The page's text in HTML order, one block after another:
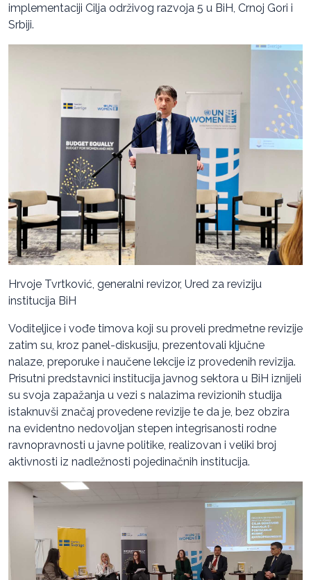
implementaciji Cilja održivog razvoja 5 u BiH, Crnoj Gori i
Srbiji.
Hrvoje Tvrtković, generalni revizor, Ured za reviziju
institucija BiH
Voditeljice i vođe timova koji su proveli predmetne revizije
zatim su, kroz panel-diskusiju, prezentovali ključne
nalaze, preporuke i naučene lekcije iz provedenih revizija.
Prisutni predstavnici institucija javnog sektora u BiH iznijeli
su svoja zapažanja u vezi s nalazima revizionih studija
istaknuvši značaj provedene revizije te da je, bez obzira
na evidentno nedovoljan stepen integrisanosti rodne
ravnopravnosti u javne politike, realizovan i veliki broj
aktivnosti iz nadležnosti pojedinačnih institucija.